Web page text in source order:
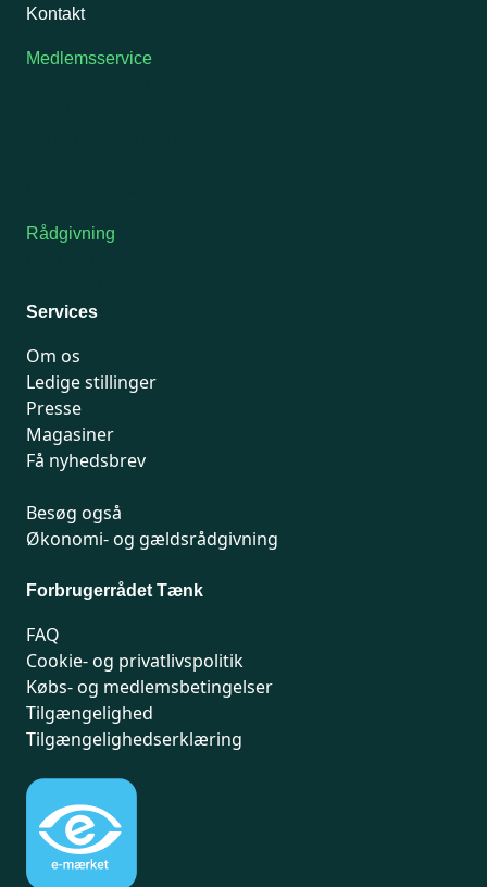
Kontakt
Medlemsservice
Rådgivning
Services
Om os
Ledige stillinger
Presse
Magasiner
Få nyhedsbrev
Besøg også
Økonomi- og gældsrådgivning
Forbrugerrådet Tænk
FAQ
Cookie- og privatlivspolitik
Købs- og medlemsbetingelser
Tilgængelighed
Tilgængelighedserklæring